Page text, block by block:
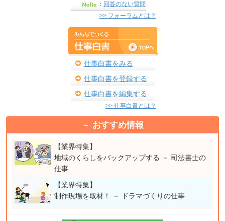
： 回答のない質問
>> フォーラムとは？
仕事白書をみる
仕事白書を登録する
仕事白書を編集する
>> 仕事白書とは？
おすすめ情報
【業界特集】
地域のくらしをバックアップする － 司法書士の
仕事
【業界特集】
制作現場を取材！ － ドラマづくりの仕事